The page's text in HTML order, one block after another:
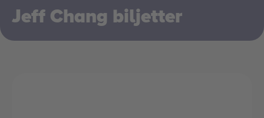
Jeff Chang biljetter